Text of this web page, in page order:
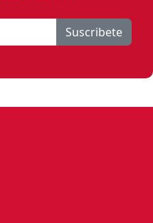
Suscribete